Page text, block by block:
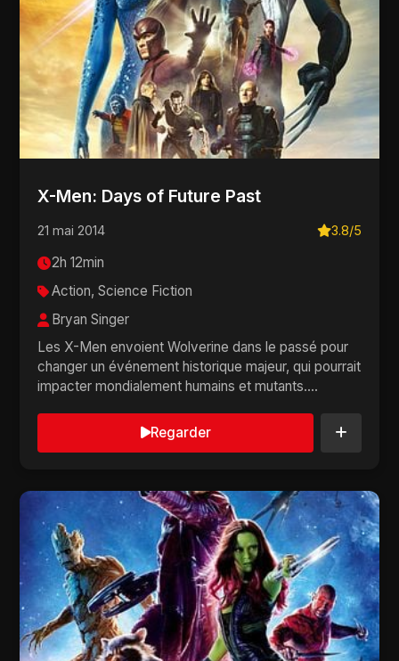
X-Men: Days of Future Past
21 mai 2014 3.8/5
2h 12min
Action, Science Fiction
Bryan Singer
Les X-Men envoient Wolverine dans le passé pour
changer un événement historique majeur, qui pourrait
impacter mondialement humains et mutants....
Regarder